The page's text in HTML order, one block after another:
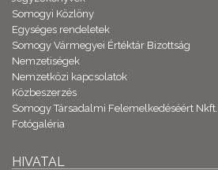
Somogyi Közlöny
Egységes rendeletek
Somogy Vármegyei Értéktár Bizottság
Nemzetiségek
Nemzetközi kapcsolatok
Közbeszerzés
Somogy Társadalmi Felemelkedéséért Nkft.
Fotógaléria
HIVATAL